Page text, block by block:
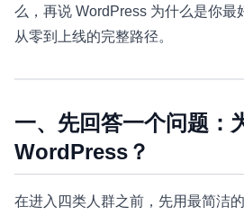
么，再说 WordPress 为什么是你最
从零到上线的完整路径。
一、先回答一个问题：
WordPress？
在进入四类人群之前，先用最简洁